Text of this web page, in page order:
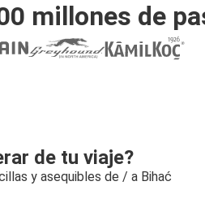
millones de
de tu viaje?
y asequibles de / a Bihać